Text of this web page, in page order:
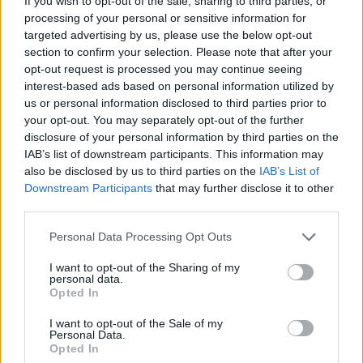
processing of your personal or sensitive information for
targeted advertising by us, please use the below opt-out
section to confirm your selection. Please note that after your
opt-out request is processed you may continue seeing
interest-based ads based on personal information utilized by
us or personal information disclosed to third parties prior to
your opt-out. You may separately opt-out of the further
disclosure of your personal information by third parties on the
IAB’s list of downstream participants. This information may
also be disclosed by us to third parties on the IAB’s List of
Downstream Participants that may further disclose it to other
Please note that this website/app uses one or more Google
not limited to your visit or usage behaviour. You may click to
grant or deny consent to Google and its third-party tags to
use your data for below specified purposes in below Google
consent section.
Personal Data Processing Opt Outs
I want to opt-out of the Sharing of my
personal data.
Opted In
I want to opt-out of the Sale of my
Personal Data.
Opted In
Természetesen a hitelcsere nem egyszerű
feladat, abban érdemes szakértők
segítségét kérni
– hívják fel a figyelmet amoney.huszakértői,
hónapokban akár speciális, jövőbeli
feltűnne az ügyfelekért versenyző